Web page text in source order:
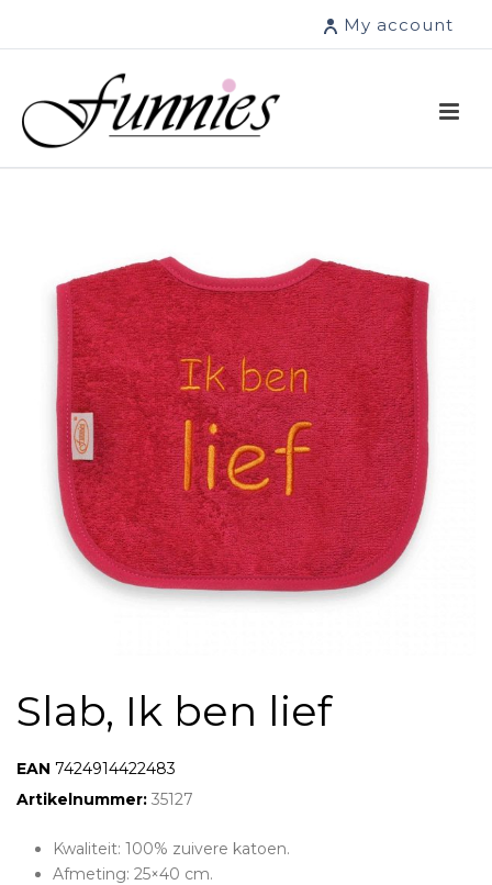
My account
Slab, Ik ben lief
EAN: 7424914422483
Artikelnummer: 35127
Kwaliteit: 100% zuivere katoen.
Afmeting: 25×40 cm.